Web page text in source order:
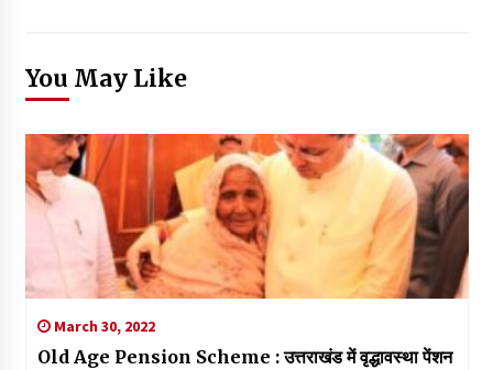
You May Like
March 30, 2022
Old Age Pension Scheme : उत्तराखंड में वृद्धावस्था पेंशन